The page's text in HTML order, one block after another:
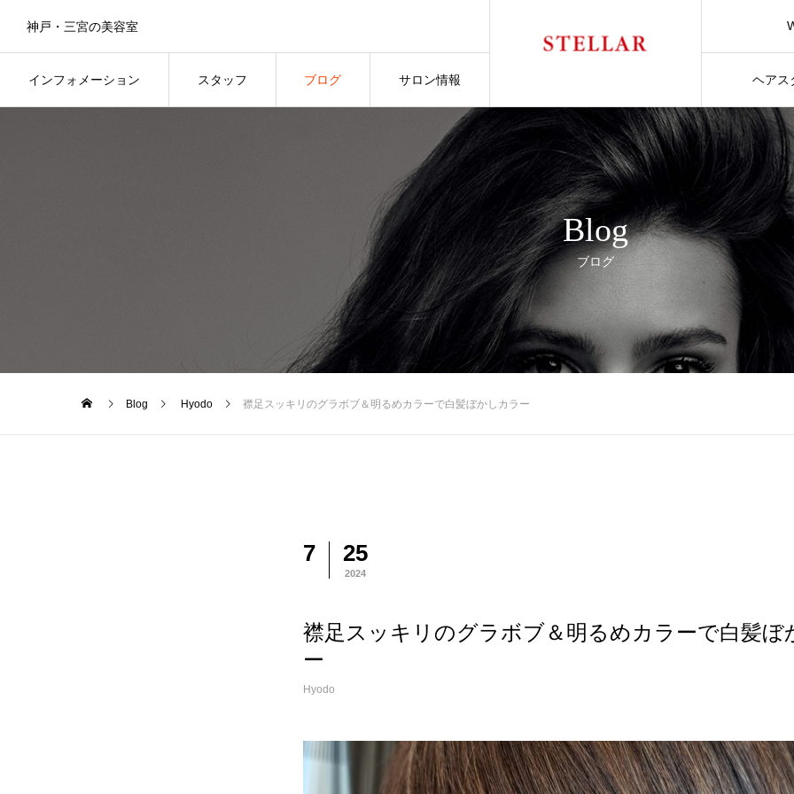
インフォメーション スタッフ ブログ サロン情報 ヘアス
神戸・三宮の美容室
Blog
ブログ
Blog Hyodo 襟足スッキリのグラボブ＆明るめカラーで白髪ぼかしカラー
7 25
2024
襟足スッキリのグラボブ＆明るめカラーで白髪ぼ
ー
Hyodo